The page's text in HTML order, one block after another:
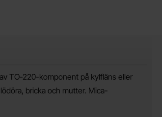
TO-220-komponent på kylfläns eller
bricka och mutter. Mica-